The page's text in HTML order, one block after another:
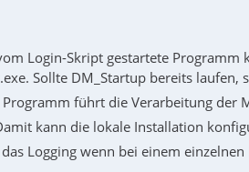
Login-Skript gestartete
Sollte DM_Startup bereits
Programm führt die Verarbeitung der
kann die lokale Installation
Logging wenn bei einem